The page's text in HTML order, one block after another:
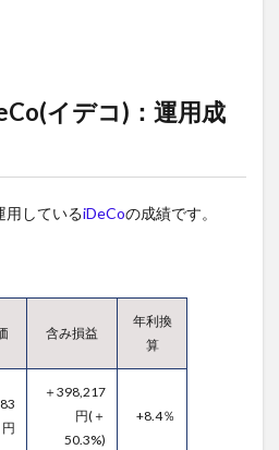
イデコ) ：運用成
用しているiDeCoの成績です。
含み損益
年利換
算
円
＋398,217
円(＋
50.3%)
+8.4％